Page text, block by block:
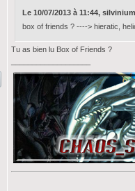
Le 10/07/2013 à 11:44,
box of friends ? ----> hieratic,
Tu as bien lu Box of Friends ?